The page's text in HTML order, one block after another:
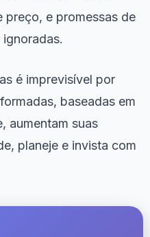
preço, e promessas de
é imprevisível por
baseadas em
aumentam suas
planeje e invista com